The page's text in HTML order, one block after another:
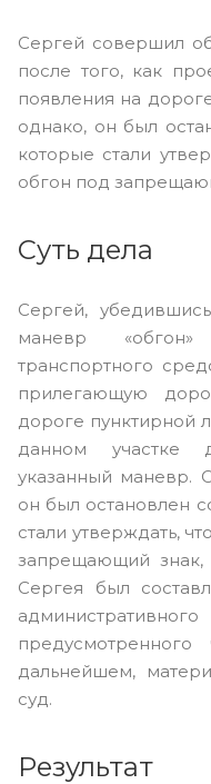
Сергей совершил
после того, как
появления на
однако, он был
которые стали
обгон под
Суть дела
Сергей,
маневр
транспортного
прилегающую
дороге пунктирной
данном участке
указанный маневр.
он был остановлен
стали утверждать,
запрещающий
Сергея был
дальнейшем,
суд.
Результат